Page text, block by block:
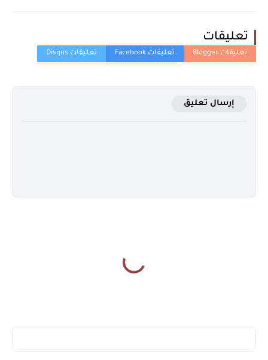
تعليقات
إرسال تعليق